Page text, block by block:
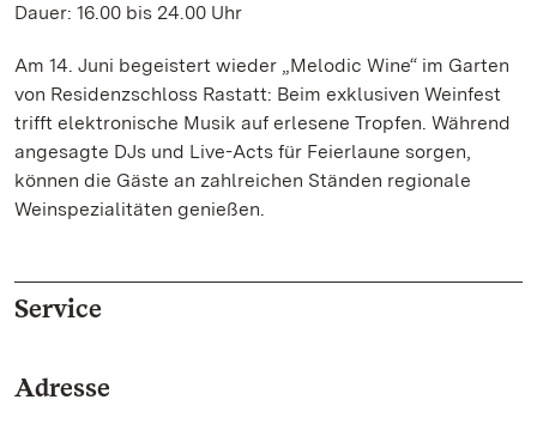
Dauer: 16.00 bis 24.00 Uhr
Am 14. Juni begeistert wieder „Melodic Wine“ im Garten
von Residenzschloss Rastatt: Beim exklusiven Weinfest
trifft elektronische Musik auf erlesene Tropfen. Während
angesagte DJs und Live-Acts für Feierlaune sorgen,
können die Gäste an zahlreichen Ständen regionale
Weinspezialitäten genießen.
Service
Adresse